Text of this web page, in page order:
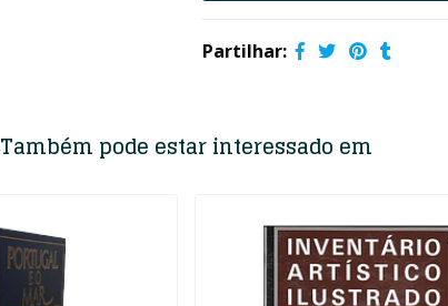
Partilhar:
Também pode estar interessado em